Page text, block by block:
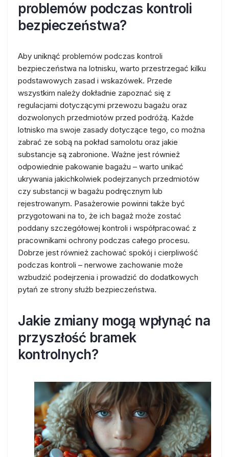
problemów podczas kontroli
bezpieczeństwa?
Aby uniknąć problemów podczas kontroli
bezpieczeństwa na lotnisku, warto przestrzegać kilku
podstawowych zasad i wskazówek. Przede
wszystkim należy dokładnie zapoznać się z
regulacjami dotyczącymi przewozu bagażu oraz
dozwolonych przedmiotów przed podróżą. Każde
lotnisko ma swoje zasady dotyczące tego, co można
zabrać ze sobą na pokład samolotu oraz jakie
substancje są zabronione. Ważne jest również
odpowiednie pakowanie bagażu – warto unikać
ukrywania jakichkolwiek podejrzanych przedmiotów
czy substancji w bagażu podręcznym lub
rejestrowanym. Pasażerowie powinni także być
przygotowani na to, że ich bagaż może zostać
poddany szczegółowej kontroli i współpracować z
pracownikami ochrony podczas całego procesu.
Dobrze jest również zachować spokój i cierpliwość
podczas kontroli – nerwowe zachowanie może
wzbudzić podejrzenia i prowadzić do dodatkowych
pytań ze strony służb bezpieczeństwa.
Jakie zmiany mogą wpłynąć na
przyszłość bramek
kontrolnych?